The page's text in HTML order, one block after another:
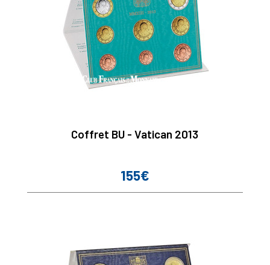
Coffret BU - Vatican 2013
Prix
155€